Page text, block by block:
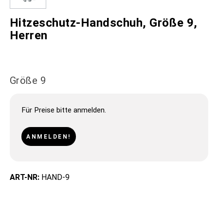
Hitzeschutz-Handschuh, Größe 9,
Herren
Größe 9
Für Preise bitte anmelden.
ANMELDEN!
ART-NR: HAND-9